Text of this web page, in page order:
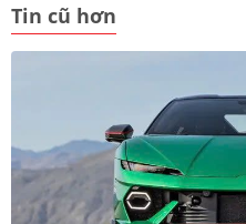
Tin cũ hơn